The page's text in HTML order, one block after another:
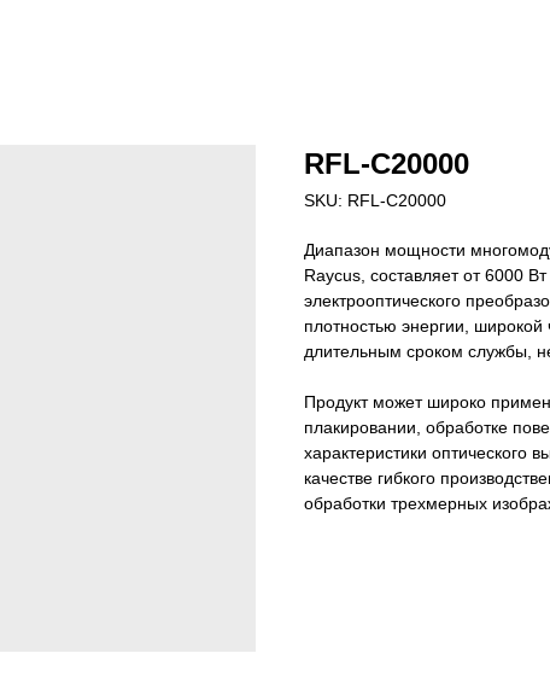
RFL-C20000
SKU: RFL-C20000
Диапазон мощности
Raycus, составляет от 6000
электрооптического
плотностью энергии,
длительным сроком службы,
Продукт может широко
плакировании, обработке
характеристики оптического
качестве гибкого
обработки трехмерных